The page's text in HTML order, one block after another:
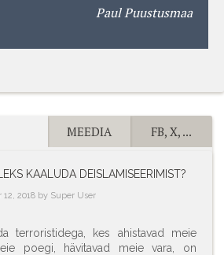
Paul Puustusmaa
MEEDIA FB, X, ...
KAALUDA DEISLAMISEERIMIST?
12, 2018 by Super User
terroristidega, kes ahistavad meie
poegi, hävitavad meie vara, on